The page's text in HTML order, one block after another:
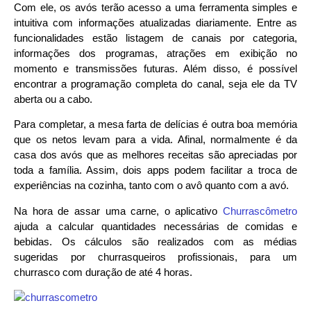
Com ele, os avós terão acesso a uma ferramenta simples e
intuitiva com informações atualizadas diariamente. Entre as
funcionalidades estão listagem de canais por categoria,
informações dos programas, atrações em exibição no
momento e transmissões futuras. Além disso, é possível
encontrar a programação completa do canal, seja ele da TV
aberta ou a cabo.
Para completar, a mesa farta de delícias é outra boa memória
que os netos levam para a vida. Afinal, normalmente é da
casa dos avós que as melhores receitas são apreciadas por
toda a família. Assim, dois apps podem facilitar a troca de
experiências na cozinha, tanto com o avô quanto com a avó.
Na hora de assar uma carne, o aplicativo Churrascômetro
ajuda a calcular quantidades necessárias de comidas e
bebidas. Os cálculos são realizados com as médias
sugeridas por churrasqueiros profissionais, para um
churrasco com duração de até 4 horas.